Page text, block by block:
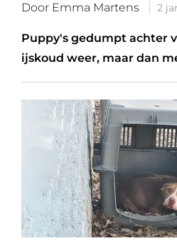
Door Emma Martens 2
Puppy's gedumpt achter
ijskoud weer, maar dan